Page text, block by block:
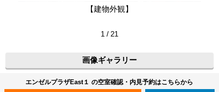
【建物外観】
1 / 21
画像ギャラリー
エンゼルプラザEast１ の空室確認・内見予約はこちらから